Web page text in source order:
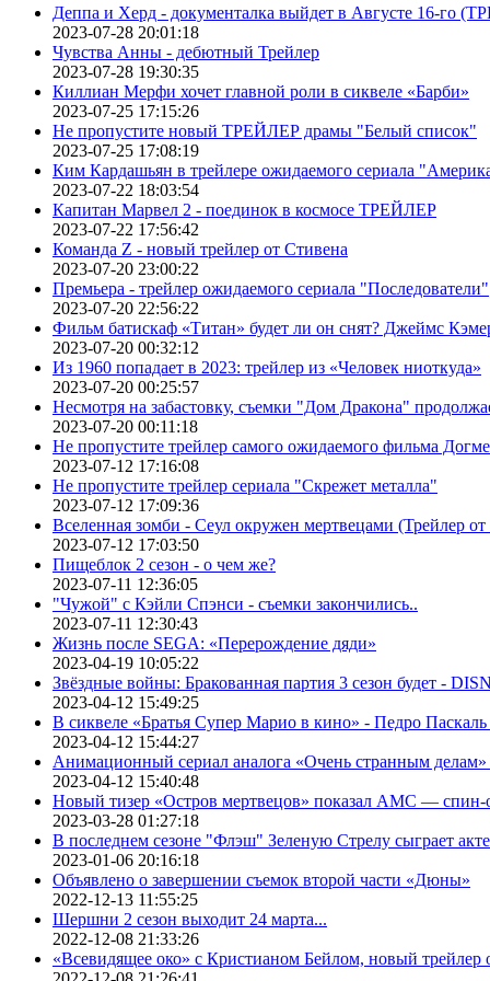
Деппа и Херд - документалка выйдет в Августе 16-го
2023-07-28 20:01:18
Чувства Анны - дебютный Трейлер
2023-07-28 19:30:35
Киллиан Мерфи хочет главной роли в сиквеле «Барби»
2023-07-25 17:15:26
Не пропустите новый ТРЕЙЛЕР драмы "Белый список"
2023-07-25 17:08:19
Ким Кардашьян в трейлере ожидаемого сериала
2023-07-22 18:03:54
Капитан Марвел 2 - поединок в космосе ТРЕЙЛЕР
2023-07-22 17:56:42
Команда Z - новый трейлер от Стивена
2023-07-20 23:00:22
Премьера - трейлер ожидаемого сериала "Последователи"
2023-07-20 22:56:22
Фильм батискаф «Титан» будет ли он снят? Джеймс
2023-07-20 00:32:12
Из 1960 попадает в 2023: трейлер из «Человек ниоткуда»
2023-07-20 00:25:57
Несмотря на забастовку, съемки "Дом Дракона"
2023-07-20 00:11:18
Не пропустите трейлер самого ожидаемого фильма
2023-07-12 17:16:08
Не пропустите трейлер сериала "Скрежет металла"
2023-07-12 17:09:36
Вселенная зомби - Сеул окружен мертвецами (Трейлер
2023-07-12 17:03:50
Пищеблок 2 сезон - о чем же?
2023-07-11 12:36:05
"Чужой" с Кэйли Спэнси - съемки закончились..
2023-07-11 12:30:43
Жизнь после SEGA: «Перерождение дяди»
2023-04-19 10:05:22
Звёздные войны: Бракованная партия 3 сезон будет -
2023-04-12 15:49:25
В сиквеле «Братья Супер Марио в кино» - Педро Паскаль
2023-04-12 15:44:27
Анимационный сериал аналога «Очень странным
2023-04-12 15:40:48
Новый тизер «Остров мертвецов» показал АМС — спин-
2023-03-28 01:27:18
В последнем сезоне "Флэш" Зеленую Стрелу сыграет
2023-01-06 20:16:18
Объявлено о завершении съемок второй части «Дюны»
2022-12-13 11:55:25
Шершни 2 сезон выходит 24 марта...
2022-12-08 21:33:26
«Всевидящее око» с Кристианом Бейлом, новый